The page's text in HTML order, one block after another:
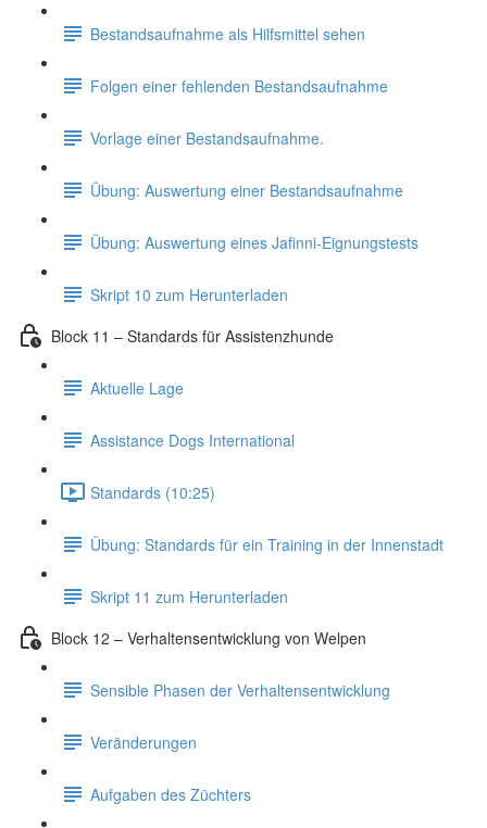
Bestandsaufnahme als Hilfsmittel sehen
Folgen einer fehlenden Bestandsaufnahme
Vorlage einer Bestandsaufnahme.
Übung: Auswertung einer Bestandsaufnahme
Übung: Auswertung eines Jafinni-Eignungstests
Skript 10 zum Herunterladen
Block 11 – Standards für Assistenzhunde
Aktuelle Lage
Assistance Dogs International
Standards (10:25)
Übung: Standards für ein Training in der Innenstadt
Skript 11 zum Herunterladen
Block 12 – Verhaltensentwicklung von Welpen
Sensible Phasen der Verhaltensentwicklung
Veränderungen
Aufgaben des Züchters